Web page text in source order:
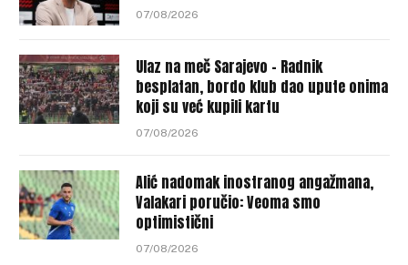
07/08/2026
Ulaz na meč Sarajevo – Radnik
besplatan, bordo klub dao upute onima
koji su već kupili kartu
07/08/2026
Alić nadomak inostranog angažmana,
Valakari poručio: Veoma smo
optimistični
07/08/2026